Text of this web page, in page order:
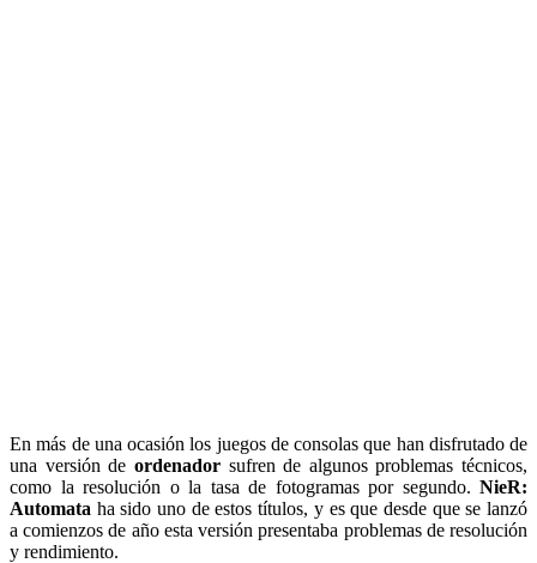
En más de una ocasión los juegos de consolas que han disfrutado de
una versión de ordenadorsufren de algunos problemas técnicos,
como la resolución o la tasa de fotogramas por segundo. NieR:
Automata ha sido uno de estos títulos, y es que desde que se lanzó
a comienzos de año esta versión presentaba problemas de resolución
y rendimiento.